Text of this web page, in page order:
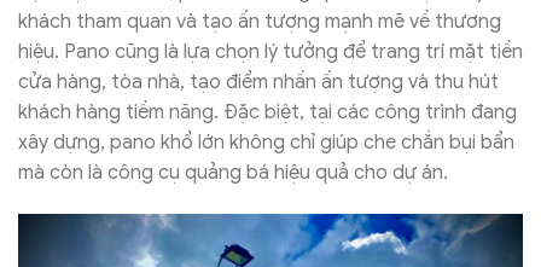
khách tham quan và tạo ấn tượng mạnh mẽ về thương
hiệu. Pano cũng là lựa chọn lý tưởng để trang trí mặt tiền
cửa hàng, tòa nhà, tạo điểm nhấn ấn tượng và thu hút
khách hàng tiềm năng. Đặc biệt, tại các công trình đang
xây dựng, pano khổ lớn không chỉ giúp che chắn bụi bẩn
mà còn là công cụ quảng bá hiệu quả cho dự án.